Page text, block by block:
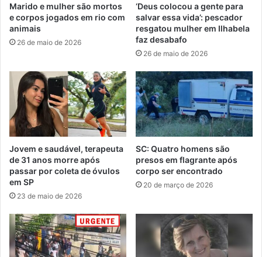
Marido e mulher são mortos
e corpos jogados em rio com
animais
26 de maio de 2026
‘Deus colocou a gente para
salvar essa vida’: pescador
resgatou mulher em Ilhabela
faz desabafo
26 de maio de 2026
Jovem e saudável, terapeuta
de 31 anos morre após
passar por coleta de óvulos
em SP
23 de maio de 2026
SC: Quatro homens são
presos em flagrante após
corpo ser encontrado
20 de março de 2026